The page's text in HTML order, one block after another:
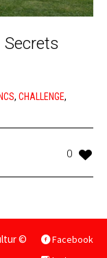
, CHALLENGE,
0
Facebook
©